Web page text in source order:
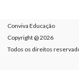
Conviva Educação
Copyright @ 2026
Todos os direitos